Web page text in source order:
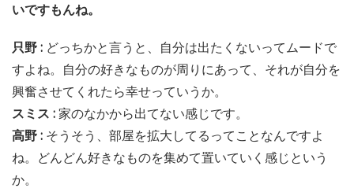
いですもんね。
只野 : どっちかと言うと、自分は出たくないってムードで
すよね。自分の好きなものが周りにあって、それが自分を
興奮させてくれたら幸せっていうか。
スミス :家のなかから出てない感じです。
高野 : そうそう、部屋を拡大してるってことなんですよ
ね。どんどん好きなものを集めて置いていく感じという
か。